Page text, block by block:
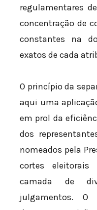
regulamentares
concentração de
constantes na
exatos de cada
O princípio da
aqui uma
em prol da
dos
nomeados pela
cortes
camada de
julgamentos. O